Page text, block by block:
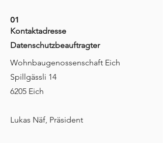
01
Kontaktadresse
Datenschutzbeauftragter
Wohnbaugenossenschaft Eich
Spillgässli 14
6205 Eich
Lukas Näf, Präsident